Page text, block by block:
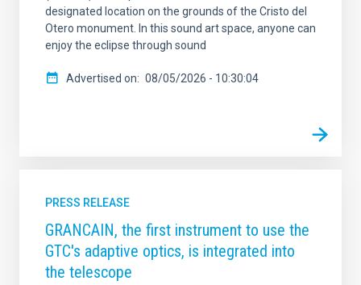
designated location on the grounds of the Cristo del
Otero monument. In this sound art space, anyone can
enjoy the eclipse through sound
Advertised on 08/05/2026 - 10:30:04
PRESS RELEASE
GRANCAIN, the first instrument to use the
GTC's adaptive optics, is integrated into
the telescope